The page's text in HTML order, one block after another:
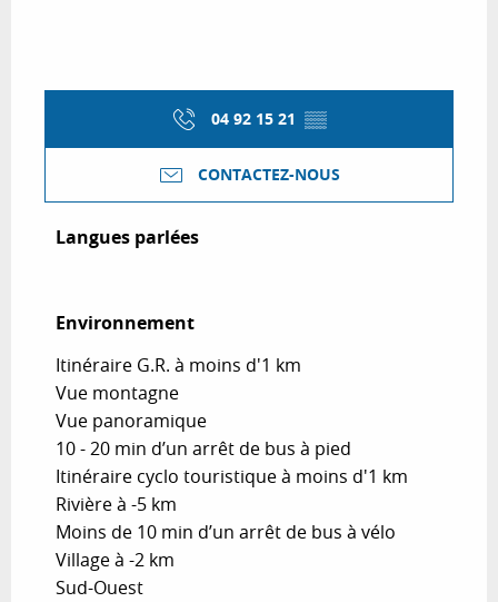
04 92 15 21 ▒▒
CONTACTEZ-NOUS
Langues parlées
Langues parlées
Environnement
Environnement
Itinéraire G.R. à moins d'1 km
Vue montagne
Vue panoramique
10 - 20 min d’un arrêt de bus à pied
Itinéraire cyclo touristique à moins d'1 km
Rivière à -5 km
Moins de 10 min d’un arrêt de bus à vélo
Village à -2 km
Sud-Ouest